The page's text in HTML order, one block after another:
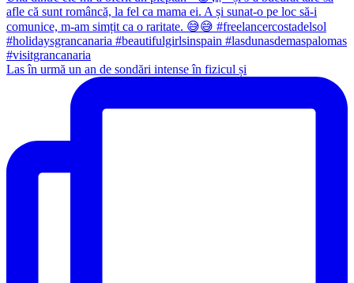
Las în urmă un an de sondări intense în fizicul și